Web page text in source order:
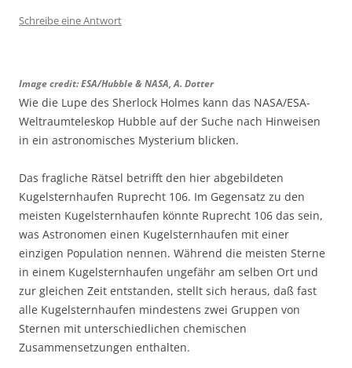
Schreibe eine Antwort
Image credit: ESA/Hubble & NASA, A. Dotter
Wie die Lupe des Sherlock Holmes kann das NASA/ESA-
Weltraumteleskop Hubble auf der Suche nach Hinweisen
in ein astronomisches Mysterium blicken.
Das fragliche Rätsel betrifft den hier abgebildeten
Kugelsternhaufen Ruprecht 106. Im Gegensatz zu den
meisten Kugelsternhaufen könnte Ruprecht 106 das sein,
was Astronomen einen Kugelsternhaufen mit einer
einzigen Population nennen. Während die meisten Sterne
in einem Kugelsternhaufen ungefähr am selben Ort und
zur gleichen Zeit entstanden, stellt sich heraus, daß fast
alle Kugelsternhaufen mindestens zwei Gruppen von
Sternen mit unterschiedlichen chemischen
Zusammensetzungen enthalten.